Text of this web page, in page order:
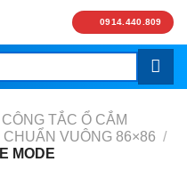
0914.440.809
CÔNG TẮC Ổ CẮM
VUÔNG 86×86 /
MODE